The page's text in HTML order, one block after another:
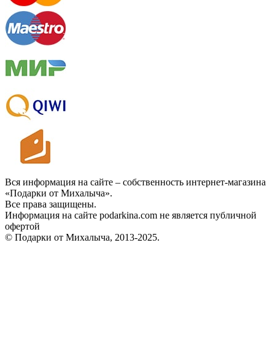
Вся информация на сайте – собственность интернет-магазина
«Подарки от Михалыча».
Все права защищены.
Информация на сайте podarkina.com не является публичной
офертой
© Подарки от Михалыча, 2013-2025.